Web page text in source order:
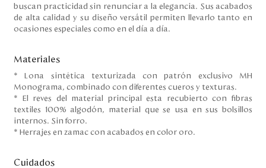
buscan practicidad sin renunciar a la elegancia. Sus acabados
de alta calidad y su diseño versátil permiten llevarlo tanto en
ocasiones especiales como en el día a día.
Materiales
* Lona sintética texturizada con patrón exclusivo MH
Monograma, combinado con diferentes cueros y texturas.
* El reves del material principal esta recubierto con fibras
textiles 100% algodón, material que se usa en sus bolsillos
internos. Sin forro.
* Herrajes en zamac con acabados en color oro.
Cuidados